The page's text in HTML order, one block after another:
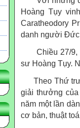
Hoàng Tụy
Caratheodory
danh người Đức
Chiều 27/9,
sư Hoàng Tụy.
Theo Thứ
giải thưởng
năm một lần
cơ bản, thuật